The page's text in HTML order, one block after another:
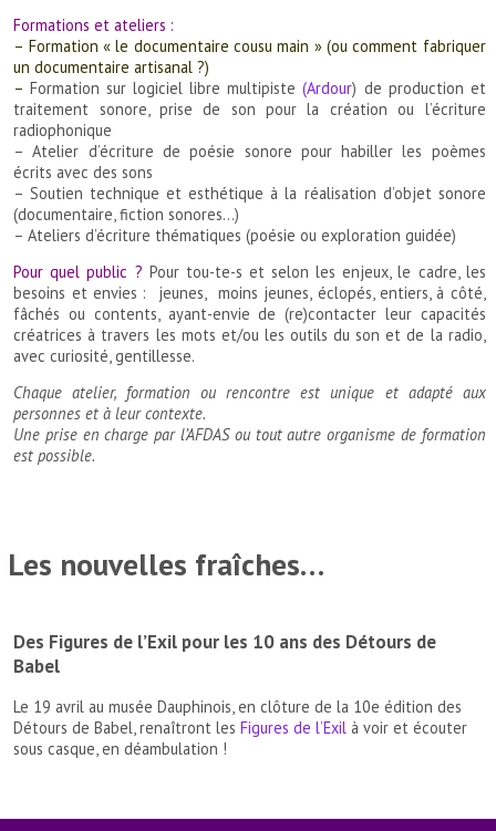
Formations et ateliers :
– Formation « le documentaire cousu main » (ou comment fabriquer
un documentaire artisanal ?)
–Formation surlogiciel libre multipiste(Ardour) de production et
traitement sonore, prise de son pour la création ou l’écriture
radiophonique
– Atelier d’écriture de poésie sonore pour habiller les poèmes
écrits avec des sons
–Soutien technique et esthétique à la réalisation d’objet sonore
(documentaire, fiction sonores…)
–Ateliers d’écriture thématiques (poésie ou exploration guidée)
Pour quel public ? Pour tou-te-s et selon les enjeux, le cadre, les
besoins et envies : jeunes, moins jeunes, éclopés, entiers, à côté,
fâchés ou contents, ayant-envie de (re)contacter leur capacités
créatrices à travers les mots et/ou les outils du son et de la radio,
avec curiosité, gentillesse.
Chaque atelier, formation ou rencontre est unique et adapté aux
personnes et à leur contexte.
Une prise en charge par l’AFDAS ou tout autre organisme de formation
est possible.
Les nouvelles fraîches…
Des Figures de l’Exil pour les 10 ans des Détours de
Babel
Le 19 avril au musée Dauphinois, en clôture de la 10e édition des
Détours de Babel, renaîtront lesFigures de l’Exil à voir et écouter
sous casque, en déambulation !